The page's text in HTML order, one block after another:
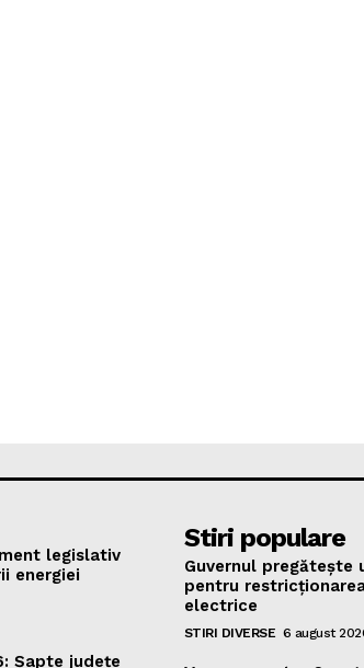
legislativ
energiei
Șapte județe
Stiri populare
Guvernul pregătește
pentru
electrice
STIRI DIVERSE 6 august